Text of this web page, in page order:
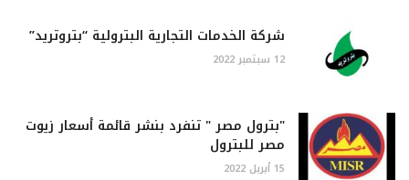
شركة الخدمات التجارية البترولية “بتروتريد”
12 سبتمبر 2022
"بترول مصر " تنفرد بنشر قائمة أسعار زيوت
مصر للبترول
15 أبريل 2022